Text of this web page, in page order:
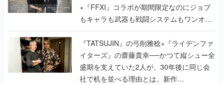
×『FFXI』コラボが期間限定なのにジョブ
もキャラも武器も戦闘システムもワンオフ
で作り込まれた理由を両ディレクターに聞
く
『TATSUJIN』の弓削雅稔×『ライデンファ
イターズ』の齋藤貴幸──かつて縦シュー全
盛期を支えていた2人が、30年後に同じ会
社で机を並べる理由とは。新作